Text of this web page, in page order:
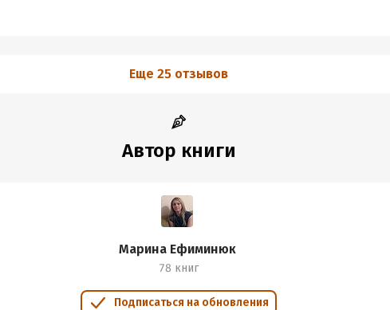
Еще 25 отзывов
Автор книги
Марина Ефиминюк
78 книг
Подписаться на обновления